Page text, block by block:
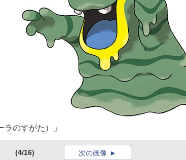
ラのすがた）」
(4/16) 次の画像